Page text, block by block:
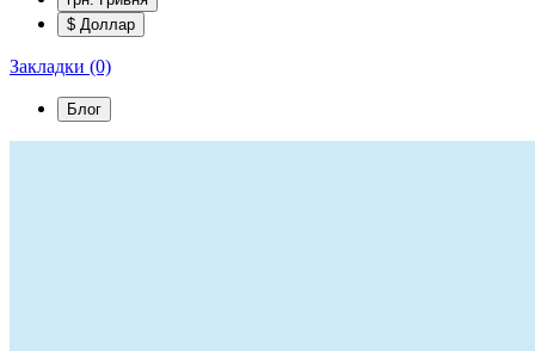
$ Доллар
Закладки (0)
Блог